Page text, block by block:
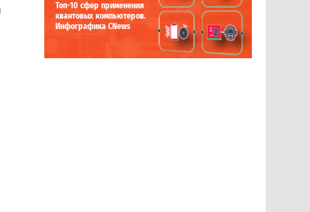
Топ-10 сфер применения
квантовых компьютеров.
Инфографика CNews